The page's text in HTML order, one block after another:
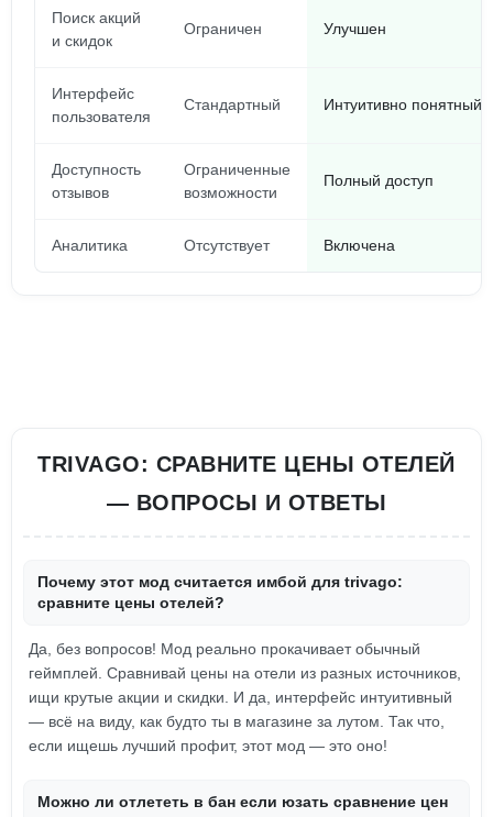
Поиск акций
и скидок
Ограничен Улучшен
Интерфейс
пользователя
Стандартный Интуитивно понятный
Доступность
отзывов
Ограниченные
возможности
Полный доступ
Аналитика Отсутствует Включена
TRIVAGO: СРАВНИТЕ ЦЕНЫ ОТЕЛЕЙ
— ВОПРОСЫ И ОТВЕТЫ
Почему этот мод считается имбой для trivago:
сравните цены отелей?
Да, без вопросов! Мод реально прокачивает обычный
геймплей. Сравнивай цены на отели из разных источников,
ищи крутые акции и скидки. И да, интерфейс интуитивный
— всё на виду, как будто ты в магазине за лутом. Так что,
если ищешь лучший профит, этот мод — это оно!
Можно ли отлететь в бан если юзать сравнение цен